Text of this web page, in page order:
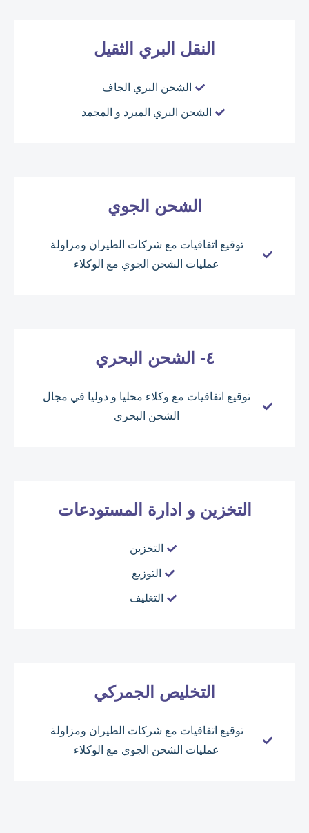
النقل البري الثقيل
الشحن البري الجاف
الشحن البري المبرد و المجمد
الشحن الجوي
توقيع اتفاقيات مع شركات الطيران ومزاولة
عمليات الشحن الجوي مع الوكلاء
توقيع اتفاقيات مع وكلاء محليا و دوليا في مجال
الشحن البحري
التخزين و ادارة المستودعات
التخزين
التوزيع
التغليف
التخليص الجمركي
توقيع اتفاقيات مع شركات الطيران ومزاولة
عمليات الشحن الجوي مع الوكلاء